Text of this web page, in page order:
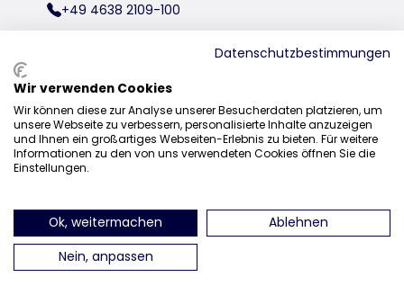
+49 4638 2109-100
finden Sie uns auf Instagram
finden Sie uns auf Facebook
finden Sie uns auf Pinterest
finden Sie uns auf
finden Sie uns
finden Sie
Datenschutzbestimmungen
Wir verwenden Cookies
Wir können diese zur Analyse unserer Besucherdaten platzieren, um
unsere Webseite zu verbessern, personalisierte Inhalte anzuzeigen
und Ihnen ein großartiges Webseiten-Erlebnis zu bieten. Für weitere
Informationen zu den von uns verwendeten Cookies öffnen Sie die
Einstellungen.
Ok, weitermachen
Ablehnen
Nein, anpassen